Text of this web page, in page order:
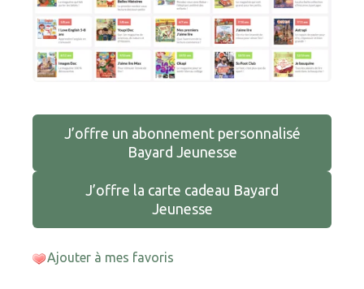
J’offre un abonnement personnalisé
Bayard Jeunesse
J’offre la carte cadeau Bayard
Jeunesse
Ajouter à mes favoris